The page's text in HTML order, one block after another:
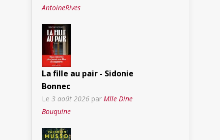
AntoineRives
La fille au pair - Sidonie
Bonnec
Le 3 août 2026 par Mlle Dine
Bouquine